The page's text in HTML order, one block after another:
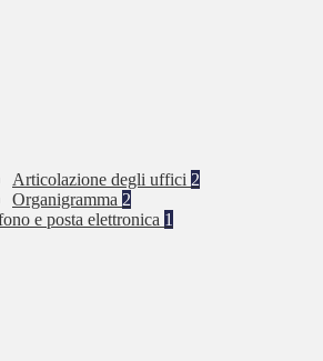
Articolazione degli uffici 2
Organigramma 2
e posta elettronica 1